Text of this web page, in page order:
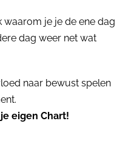
waarom je je de ene dag
dag weer net wat
naar bewust spelen
eigen Chart!